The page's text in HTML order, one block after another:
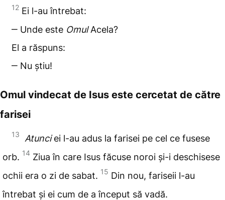
12 Ei l-au întrebat:
‒ Unde este OmulAcela?
El a răspuns:
‒ Nu știu!
Omul vindecat de Isus este cercetat de către
farisei
13 Atunciei l-au adus la farisei pe cel ce fusese
orb. 14 Ziua în care Isus făcuse noroi și-i deschisese
ochii era o zi de sabat. 15 Din nou, fariseii l-au
întrebat și ei cum de a început să vadă.